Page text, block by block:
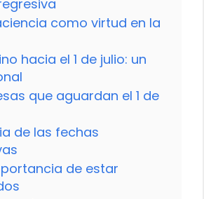
como virtud en la
hacia el 1 de julio: un
que aguardan el 1 de
de las fechas
de estar